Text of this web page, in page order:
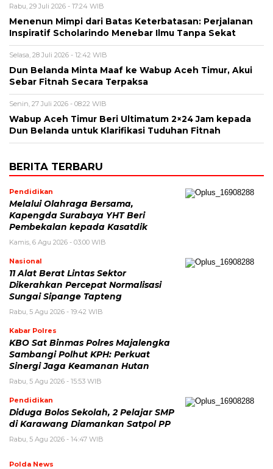
Rabu, 29 Juli 2026 - 17:24 WIB
Menenun Mimpi dari Batas Keterbatasan: Perjalanan
Inspiratif Scholarindo Menebar Ilmu Tanpa Sekat
Selasa, 28 Juli 2026 - 12:42 WIB
Dun Belanda Minta Maaf ke Wabup Aceh Timur, Akui
Sebar Fitnah Secara Terpaksa
Senin, 27 Juli 2026 - 08:22 WIB
Wabup Aceh Timur Beri Ultimatum 2×24 Jam kepada
Dun Belanda untuk Klarifikasi Tuduhan Fitnah
BERITA TERBARU
Pendidikan
Melalui Olahraga Bersama,
Kapengda Surabaya YHT Beri
Pembekalan kepada Kasatdik
Kamis, 6 Agu 2026 - 03:00 WIB
Nasional
11 Alat Berat Lintas Sektor
Dikerahkan Percepat Normalisasi
Sungai Sipange Tapteng
Rabu, 5 Agu 2026 - 19:42 WIB
Kabar Polres
KBO Sat Binmas Polres Majalengka
Sambangi Polhut KPH: Perkuat
Sinergi Jaga Keamanan Hutan
Rabu, 5 Agu 2026 - 15:53 WIB
Pendidikan
Diduga Bolos Sekolah, 2 Pelajar SMP
di Karawang Diamankan Satpol PP
Rabu, 5 Agu 2026 - 14:47 WIB
Polda News